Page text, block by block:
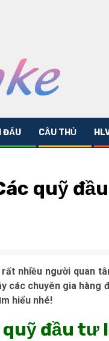
ĐẤU CẦU THỦ
quỹ
nhiều người quan
các chuyên gia
hiểu nhé!
đầu tư